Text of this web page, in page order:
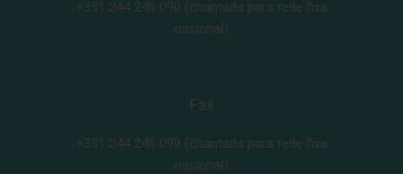
+351 244 246 090 (chamada para rede fixa
nacional)
Fax
+351 244 246 099 (chamada para rede fixa
nacional)